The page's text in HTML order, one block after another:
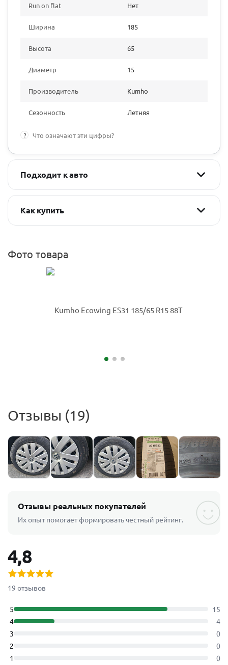
Run on flat Нет
Ширина 185
Высота 65
Диаметр 15
Производитель Kumho
Сезонность Летняя
? Что означают эти цифры?
Подходит к авто
Как купить
Фото товара
Отзывы (19)
Отзывы реальных покупателей
Их опыт помогает формировать честный рейтинг.
4,8
19 отзывов
5
15
4
4
3
0
2
0
1
0